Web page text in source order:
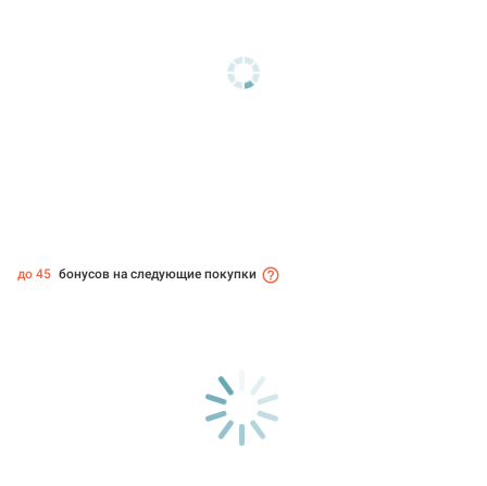
до 45 бонусов на следующие покупки